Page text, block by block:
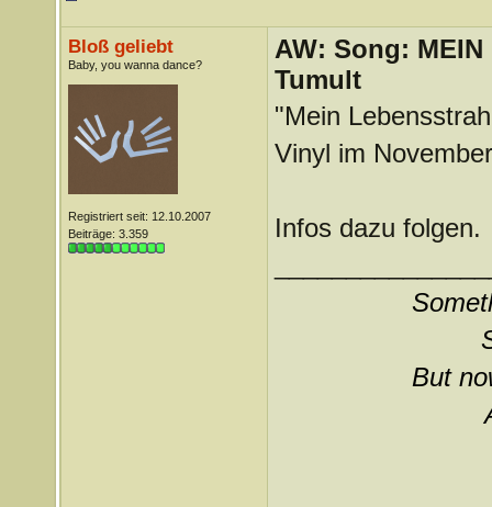
Bloß geliebt
Baby, you wanna dance?
Registriert seit: 12.10.2007
Beiträge: 3.359
AW: Song:
Tumult
"Mein
Vinyl im
Infos dazu folgen.
But